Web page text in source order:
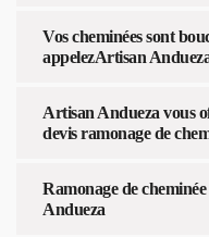
Vos cheminées sont
appelezArtisan
Artisan Andueza vous
devis ramonage de
Ramonage de
Andueza